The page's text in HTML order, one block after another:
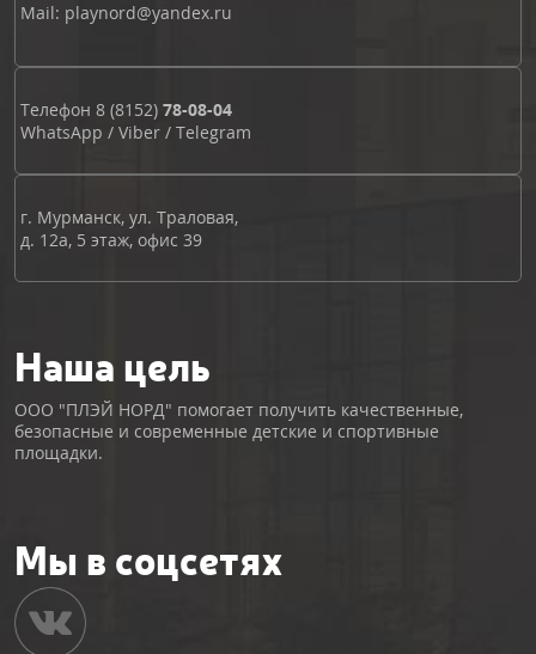
Mail: playnord@yandex.ru
Телефон 8 (8152) 78-08-04
WhatsApp / Viber / Telegram
г. Мурманск, ул. Траловая,
д. 12а, 5 этаж, офис 39
Наша цель
ООО "ПЛЭЙ НОРД" помогает получить качественные,
безопасные и современные детские и спортивные
площадки.
Мы в соцсетях